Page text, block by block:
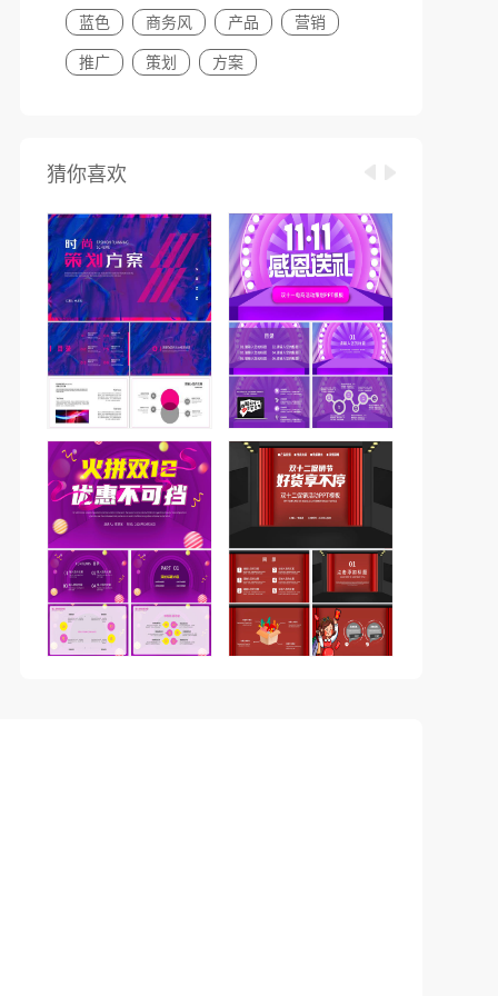
蓝色 商务风 产品 营销
推广 策划 方案
猜你喜欢